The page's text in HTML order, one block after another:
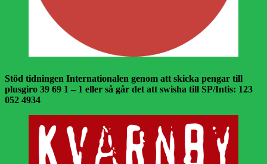
Stöd tidningen Internationalen genom att skicka pengar till
plusgiro 39 69 1 – 1 eller så går det att swisha till SP/Intis: 123
052 4934